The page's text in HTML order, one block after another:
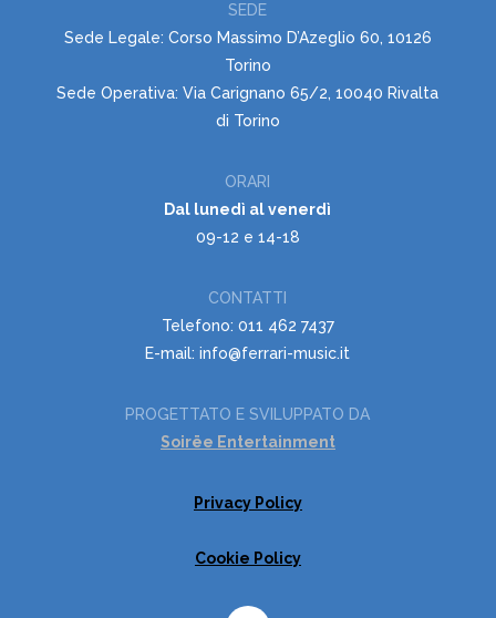
SEDE
Sede Legale: Corso Massimo D’Azeglio 60, 10126
Torino
Sede Operativa: Via Carignano 65/2, 10040 Rivalta
di Torino
ORARI
Dal lunedì al venerdì
09-12 e 14-18
CONTATTI
Telefono: 011 462 7437
E-mail: info@ferrari-music.it
PROGETTATO E SVILUPPATO DA
Soirëe Entertainment
Privacy Policy
Cookie Policy